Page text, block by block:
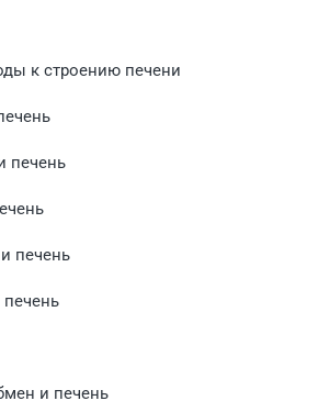
к строению печени
печень
печень
и печень